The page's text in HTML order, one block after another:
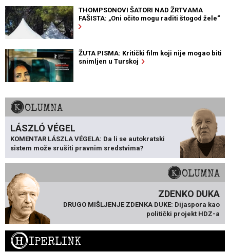
THOMPSONOVI ŠATORI NAD ŽRTVAMA
FAŠISTA: „Oni očito mogu raditi štogod žele“
ŽUTA PISMA: Kritički film koji nije mogao biti
snimljen u Turskoj
KOLUMNA
LÁSZLÓ VÉGEL
KOMENTAR LÁSZLA VÉGELA: Da li se autokratski
sistem može srušiti pravnim sredstvima?
KOLUMNA
ZDENKO DUKA
DRUGO MIŠLJENJE ZDENKA DUKE: Dijaspora kao
politički projekt HDZ-a
HIPERLINK